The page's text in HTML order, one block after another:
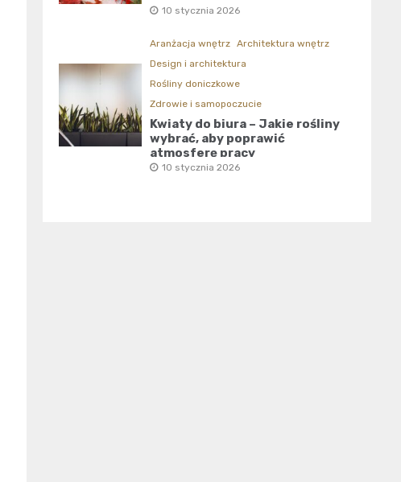
10 stycznia 2026
Aranżacja wnętrz Architektura wnętrz
Design i architektura
Rośliny doniczkowe
Zdrowie i samopoczucie
Kwiaty do biura – Jakie rośliny
wybrać, aby poprawić
atmosferę pracy
10 stycznia 2026